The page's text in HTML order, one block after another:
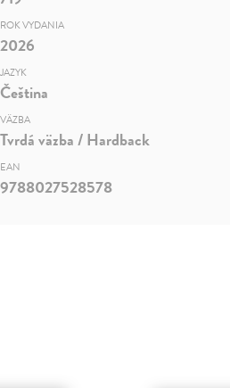
ROK VYDANIA
2026
JAZYK
Čeština
VÄZBA
Tvrdá väzba / Hardback
EAN
9788027528578